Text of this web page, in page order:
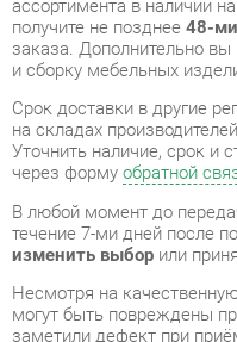
Срок доставки в другие
на складах
Уточнить наличие, срок и
через формуобратной
В любой момент до
течение 7-ми дней после
изменить выборили
Несмотря на качественную
могут быть повреждены
заметили дефект при
деталь.Повторная
На всю мебель категории
распространяетсягарантия
года с момента